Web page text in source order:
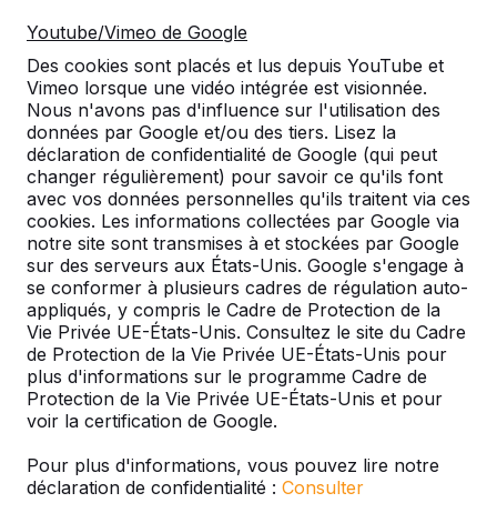
Youtube/Vimeo de Google
Des cookies sont placés et lus depuis YouTube et
Vimeo lorsque une vidéo intégrée est visionnée.
Nous n'avons pas d'influence sur l'utilisation des
données par Google et/ou des tiers. Lisez la
déclaration de confidentialité de Google (qui peut
changer régulièrement) pour savoir ce qu'ils font
avec vos données personnelles qu'ils traitent via ces
cookies. Les informations collectées par Google via
notre site sont transmises à et stockées par Google
sur des serveurs aux États-Unis. Google s'engage à
se conformer à plusieurs cadres de régulation auto-
appliqués, y compris le Cadre de Protection de la
Vie Privée UE-États-Unis. Consultez le site du Cadre
de Protection de la Vie Privée UE-États-Unis pour
plus d'informations sur le programme Cadre de
Protection de la Vie Privée UE-États-Unis et pour
voir la certification de Google.
Pour plus d'informations, vous pouvez lire notre
déclaration de confidentialité : Consulter
Livraison et mise en place gratuites en België.
Livré dans un délai de 4 semaines ouvrables.
Comment se fait la livraison ?Voir la vidéo
Table de ping-pong ronde de
couleur anthracite
Jouer au tennis de table n’a jamais été aussi
stimulant. Une table ronde offre une multitude de
possibilités de jeu. Une partie de ping-pong classique
n’est peut-être pas facile avec cette table ronde, mais
que pensez-vous d’une partie de tournante ?
La table de tennis de table ronde anthracite est